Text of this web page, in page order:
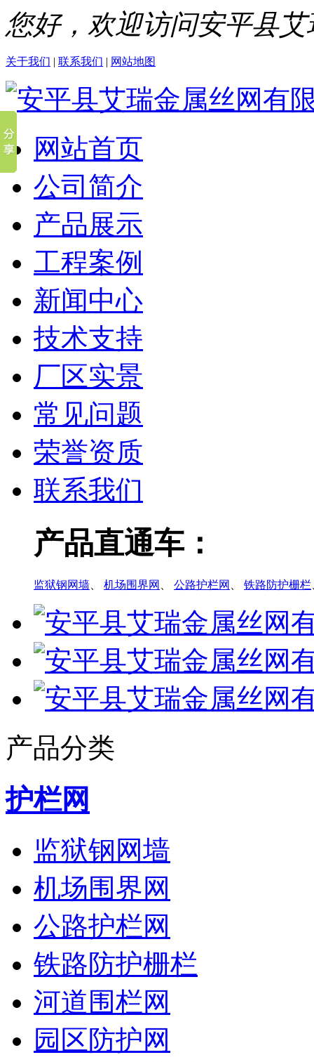
您好，欢迎访问安平县
关于我们 | 联系我们 | 网站地图
网站首页
公司简介
产品展示
工程案例
新闻中心
技术支持
厂区实景
常见问题
荣誉资质
联系我们
产品直通车：
监狱钢网墙 机场围界网 公路护栏网 铁路防护栅栏
产品分类
护栏网
监狱钢网墙
机场围界网
公路护栏网
铁路防护栅栏
河道围栏网
园区防护网